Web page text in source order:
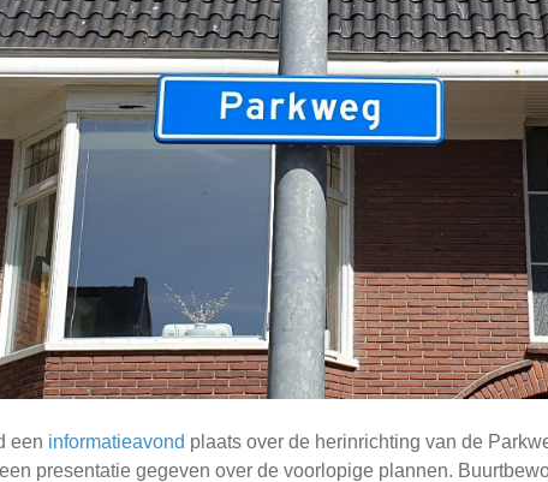
een informatieavond plaats over de herinrichting van de
presentatie gegeven over de voorlopige plannen.